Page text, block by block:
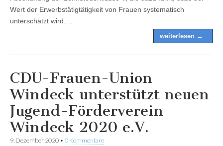
Wert der Erwerbstätigtätigkeit von Frauen systematisch
unterschätzt wird.…
weiterlesen →
CDU-Frauen-Union
Windeck unterstützt neuen
Jugend-Förderverein
Windeck 2020 e.V.
9. Dezember 2020 • 0 Kommentare